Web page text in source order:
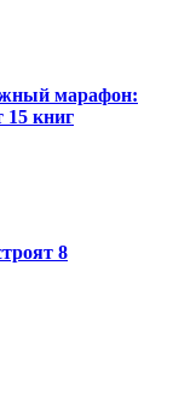
марафон:
15 книг
8